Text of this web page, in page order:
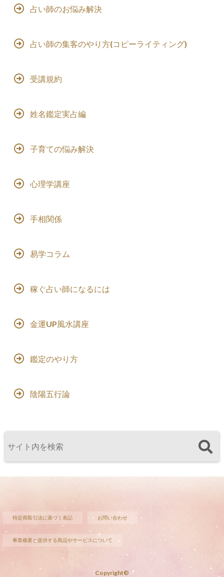
占い師のお悩み解決
占い師の集客のやり方(コピーライティング)
受講規約
姓名鑑定実占編
子育ての悩み解決
心理学講座
手相関係
易学コラム
稼ぐ占い師になるには
金運UP風水講座
鑑定のやり方
陰陽五行論
特定商取引法に基づく表記 お問い合わせ
事業概要と提供する商品やサービスについて
Copyright©